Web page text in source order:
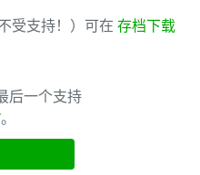
受支持！）可在 存档下载
后一个支持
。